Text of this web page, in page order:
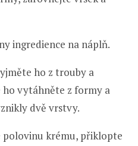
ingredience na náplň.
ho z trouby a
vytáhněte z formy a
dvě vrstvy.
krému, přiklopte